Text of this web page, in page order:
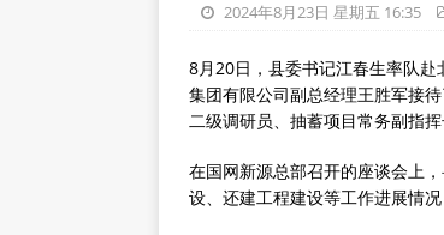
2024年8月23日 星期五 16:35
8月20日，县委书记江春生率队
集团有限公司副总经理王胜军接
二级调研员、抽蓄项目常务副指挥
在国网新源总部召开的座谈会上
设、还建工程建设等工作进展情